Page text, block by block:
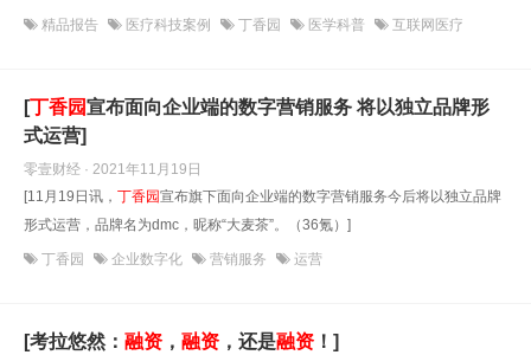
精品报告 医疗科技案例 丁香园 医学科普 互联网医疗
[丁香园宣布面向企业端的数字营销服务 将以独立品牌形
式运营]
零壹财经 · 2021年11月19日
[11月19日讯， 丁香园宣布旗下面向企业端的数字营销服务今后将以独立品牌
形式运营，品牌名为dmc，昵称“大麦茶”。（36氪）]
丁香园 企业数字化 营销服务 运营
[考拉悠然： 融资 ， 融资 ，还是融资 ！]